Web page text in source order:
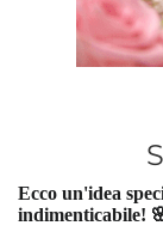
Ecco un'idea
indimenticabile!